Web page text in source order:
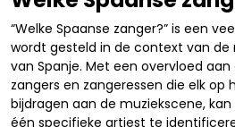
“Welke Spaanse zanger?” is een
wordt gesteld in de context van de
van Spanje. Met een overvloed
zangers en zangeressen die elk op
bijdragen aan de muziekscene,
één specifieke artiest te